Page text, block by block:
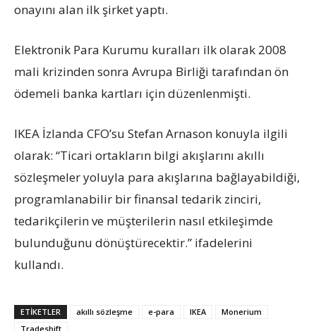
onayını alan ilk şirket yaptı.
Elektronik Para Kurumu kuralları ilk olarak 2008
mali krizinden sonra Avrupa Birliği tarafından ön
ödemeli banka kartları için düzenlenmişti.
IKEA İzlanda CFO’su Stefan Arnason konuyla ilgili
olarak: “Ticari ortakların bilgi akışlarını akıllı
sözleşmeler yoluyla para akışlarına bağlayabildiği,
programlanabilir bir finansal tedarik zinciri,
tedarikçilerin ve müşterilerin nasıl etkileşimde
bulunduğunu dönüştürecektir.” ifadelerini
kullandı.
ETIKETLER akıllı sözleşme e-para IKEA
Monerium
Tradeshift